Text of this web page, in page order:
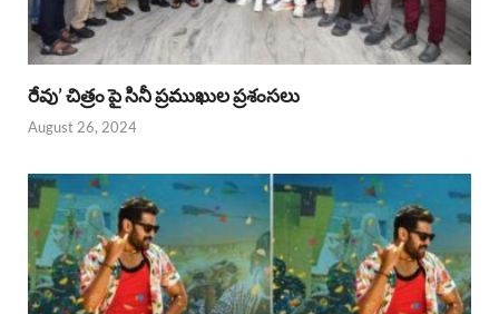
రేవు’ చిత్రం పై సినీ ప్రముఖుల ప్రశంసలు
August 26, 2024